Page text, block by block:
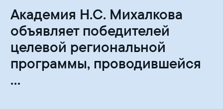
Академия Н.С. Михалкова
объявляет победителей
целевой региональной
программы, проводившейся
...